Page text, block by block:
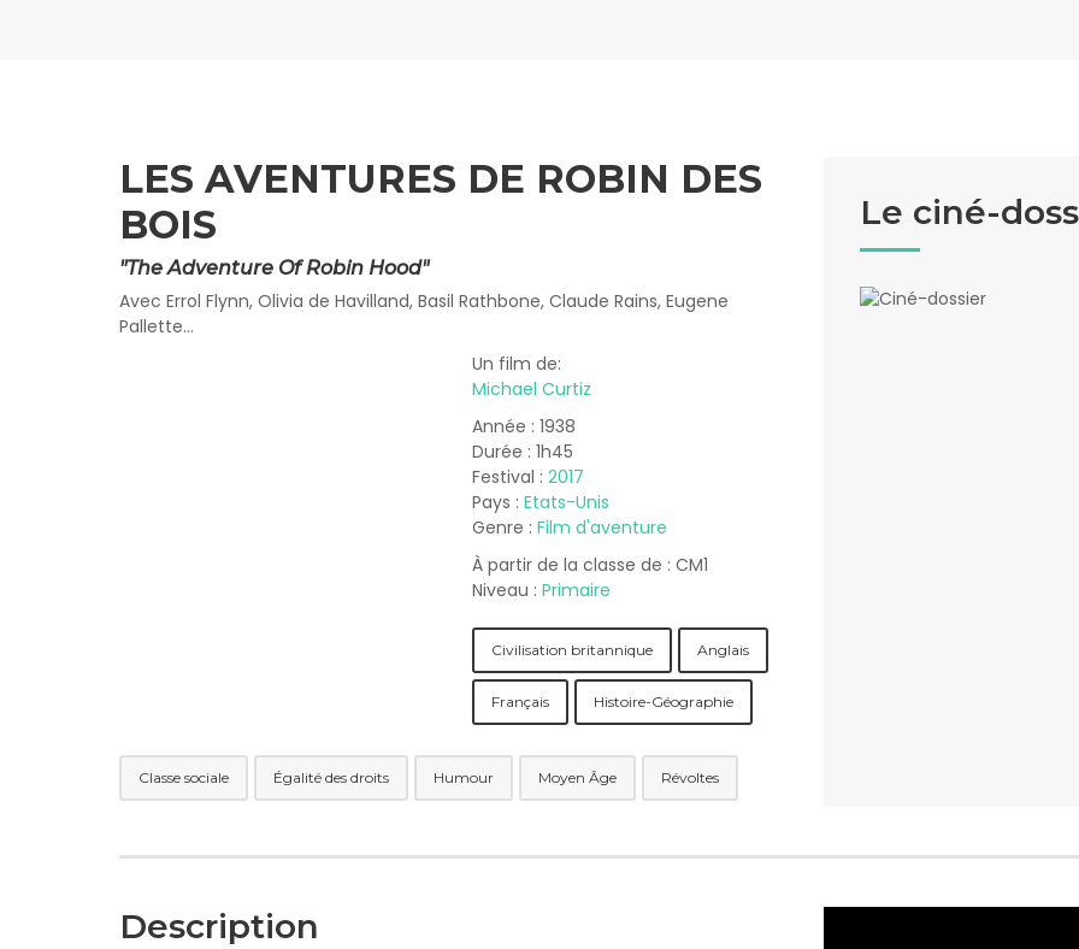
LES AVENTURES DE ROBIN DES
BOIS
"The Adventure Of Robin Hood"
Avec Errol Flynn, Olivia de Havilland, Basil Rathbone, Claude Rains, Eugene
Pallette...
Un film de:
Michael Curtiz
Année : 1938
Durée : 1h45
Festival : 2017
Pays : Etats-Unis
Genre : Film d'aventure
À partir de la classe de : CM1
Niveau : Primaire
Civilisation britannique Anglais
Français Histoire-Géographie
Classe sociale Égalité des droits Humour Moyen Âge Révoltes
Le ciné-
Description